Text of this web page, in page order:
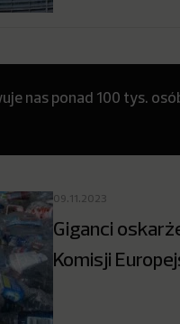
nas ponad 100 tys.
09.11.2023
Giganci
Komisji